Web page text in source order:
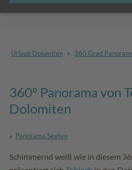
Urlaub Dolomiten > 360 Grad
360° Panorama von
Dolomiten
Panorama Sexten
Schimmernd weiß wie in diesem